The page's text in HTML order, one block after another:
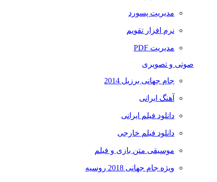
مدیریت پسورد
نرم افزار تقویم
مدیریت PDF
صوتی و تصویری
جام جهانی برزیل 2014
آهنگ ایرانی
دانلود فیلم ایرانی
دانلود فیلم خارجی
موسیقی متن بازی و فیلم
ویژه جام جهانی 2018 روسیه